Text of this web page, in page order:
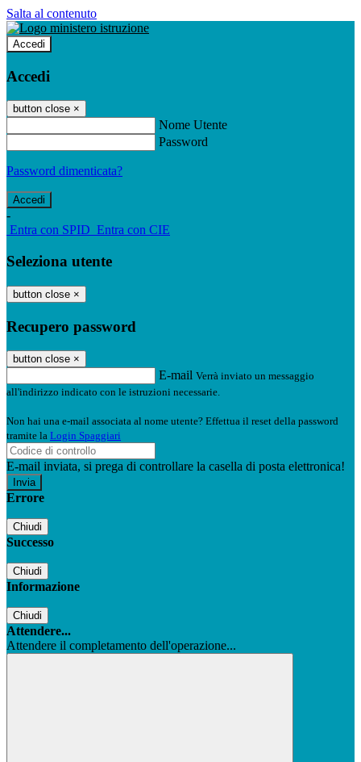
Salta al contenuto
Accedi
Accedi
button close ×
Nome Utente
Password
Password dimenticata?
-
Entra con SPID Entra con CIE
Seleziona utente
button close ×
Recupero password
button close ×
E-mail Verrà inviato un messaggio
all'indirizzo indicato con le istruzioni necessarie.
Non hai una e-mail associata al nome utente? Effettua il reset della password
tramite la Login Spaggiari
E-mail inviata, si prega di controllare la casella di posta elettronica!
Errore
Chiudi
Successo
Chiudi
Informazione
Chiudi
Attendere...
Attendere il completamento dell'operazione...